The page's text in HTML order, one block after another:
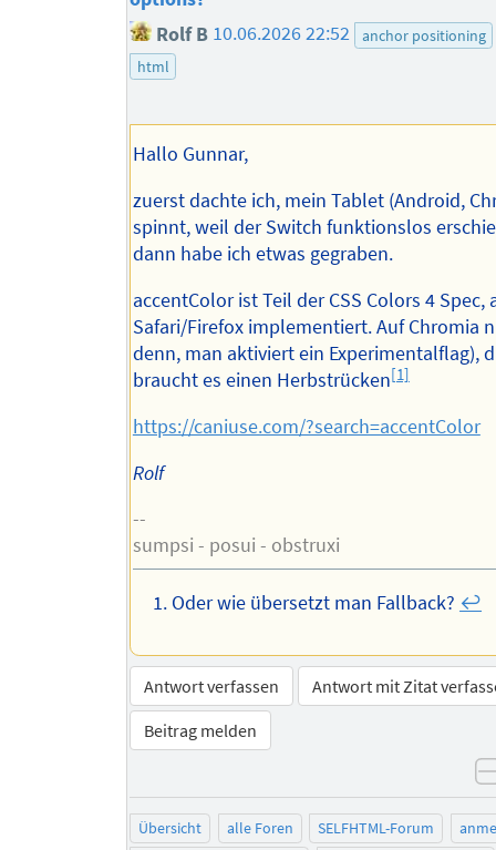
Rolf B 10.06.2026 22:52
anchor positioning
html
Hallo Gunnar,
zuerst dachte ich, mein Tablet (Android,
spinnt, weil der Switch funktionslos
dann habe ich etwas gegraben.
accentColor ist Teil der CSS Colors 4 Spec,
Safari/Firefox implementiert. Auf Chromia
denn, man aktiviert ein Experimentalflag),
braucht es einen Herbstrücken[1]
https://caniuse.com/?search=accentColor
Rolf
--
sumpsi - posui - obstruxi
Oder wie übersetzt man Fallback? ↩︎
Antwort verfassen
Antwort mit Zitat
Beitrag melden
Übersicht alle Foren SELFHTML-Forum